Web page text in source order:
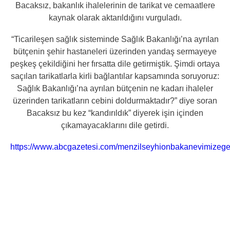
Bacaksız, bakanlık ihalelerinin de tarikat ve cemaatlere
kaynak olarak aktarıldığını vurguladı.
“Ticarileşen sağlık sisteminde Sağlık Bakanlığı’na ayrılan
bütçenin şehir hastaneleri üzerinden yandaş sermayeye
peşkeş çekildiğini her fırsatta dile getirmiştik. Şimdi ortaya
saçılan tarikatlarla kirli bağlantılar kapsamında soruyoruz:
Sağlık Bakanlığı’na ayrılan bütçenin ne kadarı ihaleler
üzerinden tarikatların cebini doldurmaktadır?” diye soran
Bacaksız bu kez “kandırıldık” diyerek işin içinden
çıkamayacaklarını dile getirdi.
https://www.abcgazetesi.com/